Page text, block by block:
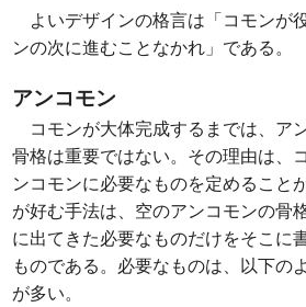
よいデザインの格言は「コモンが
ンの次に進むことなかれ」である。
アンコモン
コモンが大体完成するまでは、ア
骨格は重要ではない。その理由は、
ンコモンに必要なものを定めること
が好む手法は、空のアンコモンの骨
に出てきた必要なものだけをそこに
ものである。必要なものは、以下の
が多い。